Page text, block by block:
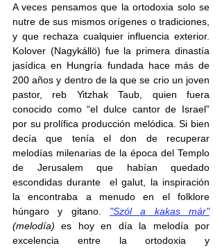
A veces pensamos que la ortodoxia solo se
nutre de sus mismos orígenes o tradiciones,
y que rechaza cualquier influencia exterior.
Kolover (Nagykállö) fue la primera dinastía
jasídica en Hungría fundada hace más de
200 años y dentro de la que se crio un joven
pastor, reb Yitzhak Taub, quien fuera
conocido como “el dulce cantor de Israel”
por su prolífica producción melódica. Si bien
decía que tenía el don de recuperar
melodías milenarias de la época del Templo
de Jerusalem que habían quedado
escondidas durante  el galut, la inspiración
la encontraba a menudo en el folklore
húngaro y gitano. "Szól a kakas már"
(melodía) es hoy en día la melodía por
excelencia entre la ortodoxia y